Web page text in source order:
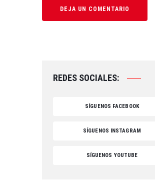
REDES SOCIALES:
SÍGUENOS FACEBOOK
SÍGUENOS INSTAGRAM
SÍGUENOS YOUTUBE